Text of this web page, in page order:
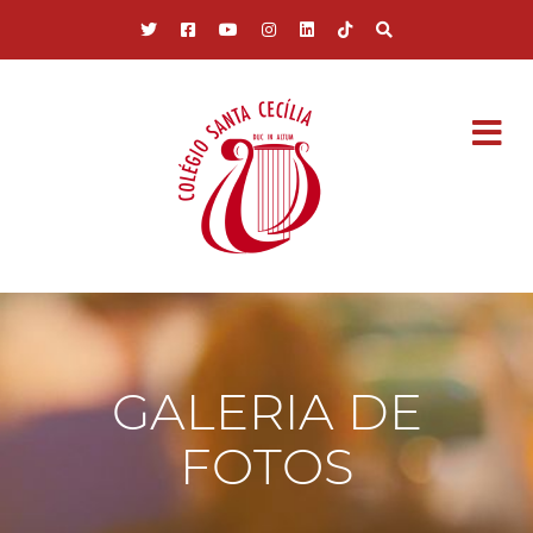
GALERIA DE
FOTOS